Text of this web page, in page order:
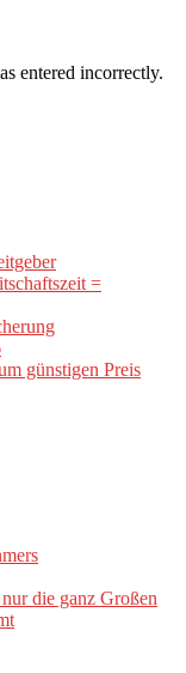
entered incorrectly.
=
günstigen Preis
die ganz Großen